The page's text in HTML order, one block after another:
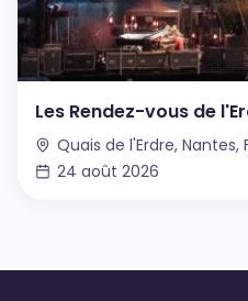
Les Rendez-vous de
Quais de l'Erdre, Nantes,
24 août 2026